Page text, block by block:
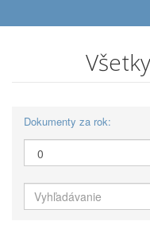
Dokumenty za rok: